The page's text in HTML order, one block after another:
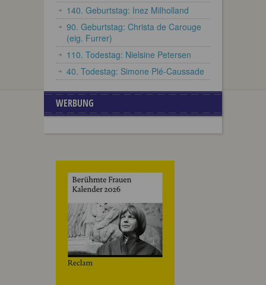
140. Geburtstag: Inez Milholland
90. Geburtstag: Christa de Carouge
(eig. Furrer)
110. Todestag: Nielsine Petersen
40. Todestag: Simone Plé-Caussade
WERBUNG